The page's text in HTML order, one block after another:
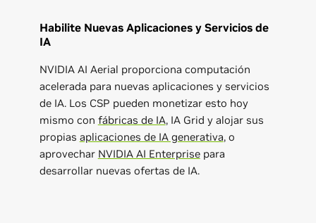
Habilite Nuevas Aplicaciones y Servicios de
IA
NVIDIA AI Aerial proporciona computación
acelerada para nuevas aplicaciones y servicios
de IA. Los CSP pueden monetizar esto hoy
mismo con fábricas de IA, IA Grid y alojar sus
propias aplicaciones de IA generativa, o
aprovechar NVIDIA AI Enterprisepara
desarrollar nuevas ofertas de IA.